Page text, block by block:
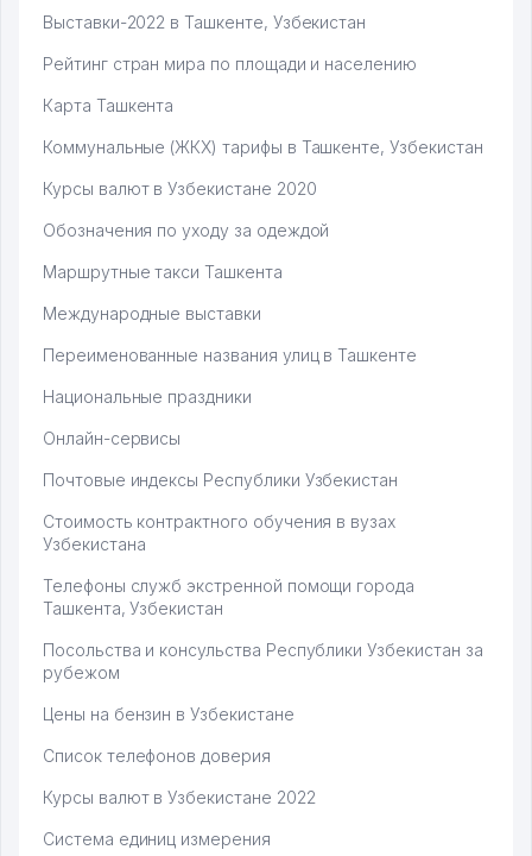
Выставки-2022 в Ташкенте, Узбекистан
Рейтинг стран мира по площади и населению
Карта Ташкента
Коммунальные (ЖКХ) тарифы в Ташкенте, Узбекистан
Курсы валют в Узбекистане 2020
Обозначения по уходу за одеждой
Маршрутные такси Ташкента
Международные выставки
Переименованные названия улиц в Ташкенте
Национальные праздники
Онлайн-сервисы
Почтовые индексы Республики Узбекистан
Стоимость контрактного обучения в вузах
Узбекистана
Телефоны служб экстренной помощи города
Ташкента, Узбекистан
Посольства и консульства Республики Узбекистан за
рубежом
Цены на бензин в Узбекистане
Список телефонов доверия
Курсы валют в Узбекистане 2022
Система единиц измерения